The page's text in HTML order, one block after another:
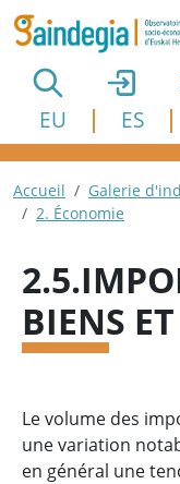
Aller au contenu
EU ES
Fil d'Ariane
Accueil
Galerie
2. Économie
BIENS
Le volume des
une variation
en général une